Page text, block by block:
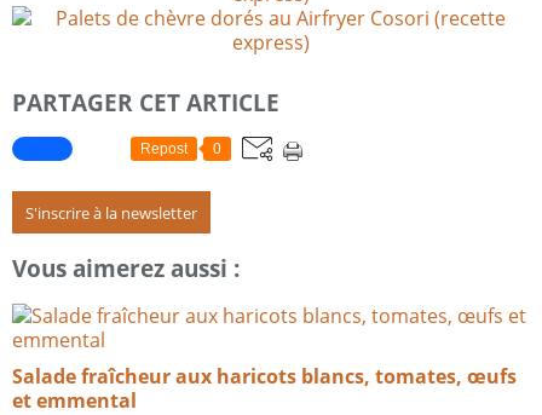
PARTAGER CET ARTICLE
Repost 0
S'inscrire à la newsletter
Vous aimerez aussi :
Salade fraîcheur aux haricots blancs, tomates, œufs
et emmental